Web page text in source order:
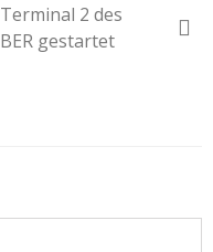
Terminal 2 des
BER gestartet